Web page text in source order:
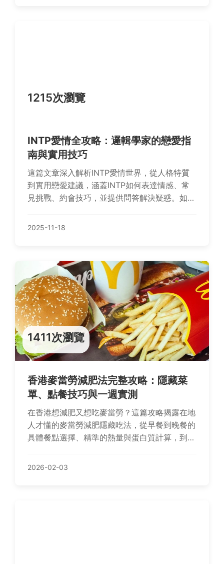
1215次瀏覽
INTP愛情全攻略：邏輯學家的戀愛指
南與實用技巧
這篇文章深入解析INTP愛情世界，從人格特質
到實用戀愛建議，涵蓋INTP如何表達情感、常
見挑戰、約會技巧，並提供問答解決疑惑。如果
面指南幫助你找到平衡邏輯與浪漫的方法。
2025-11-18
1411次瀏覽
香港麥當勞減肥法完整攻略：隱藏菜
單、點餐技巧與一週實測
在香港想減肥又想吃麥當勞？這篇攻略揭露在地
人才懂的麥當勞減肥隱藏吃法，從早餐到晚餐的
具體餐點選擇、精準的熱量與蛋白質計算，到避
重。
2026-02-03